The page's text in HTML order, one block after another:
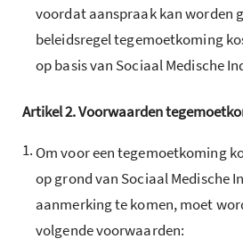
voordat aanspraak kan worden
beleidsregel tegemoetkoming
op basis van Sociaal Medische
Artikel2.Voorwaarden
1. Om voor een tegemoetkoming
op grond van Sociaal Medische
aanmerking te komen, moet
volgende voorwaarden: